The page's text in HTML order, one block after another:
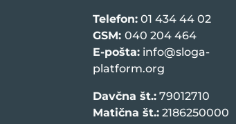
Telefon: 01 434 44 02
GSM:040 204 464
E-pošta: info@sloga-
platform.org
Davčna št.: 79012710
Matična št.: 2186250000